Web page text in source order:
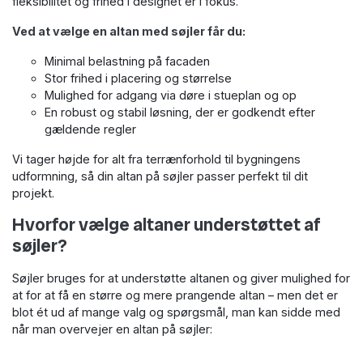
Ved at vælge en altan med søjler får du:
Minimal belastning på facaden
Stor frihed i placering og størrelse
Mulighed for adgang via døre i stueplan og op
En robust og stabil løsning, der er godkendt efter
gældende regler
Vi tager højde for alt fra terrænforhold til bygningens
udformning, så din altan på søjler passer perfekt til dit
projekt.
Hvorfor vælge altaner understøttet af
søjler?
Søjler bruges for at understøtte altanen og giver mulighed for
at for at få en større og mere prangende altan – men det er
blot ét ud af mange valg og spørgsmål, man kan sidde med
når man overvejer en altan på søjler: